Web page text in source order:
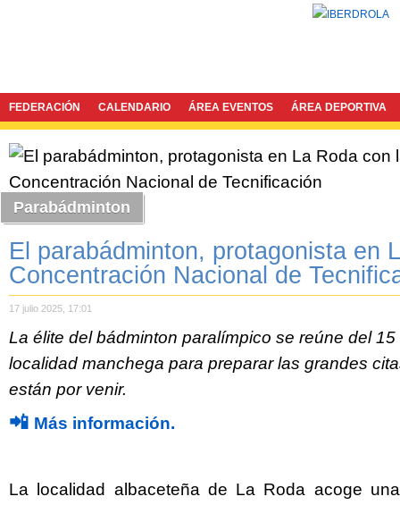
FEDERACIÓN CALENDARIO ÁREA EVENTOS ÁREA DEPORTIVA
Parabádminton
El parabádminton, protagonista en
Concentración Nacional de
17 julio 2025, 17:01
La élite del bádminton paralímpico se reúne del
localidad manchega para preparar las grandes
están por venir.
📲 Más información.
La localidad albaceteña de La Roda acoge